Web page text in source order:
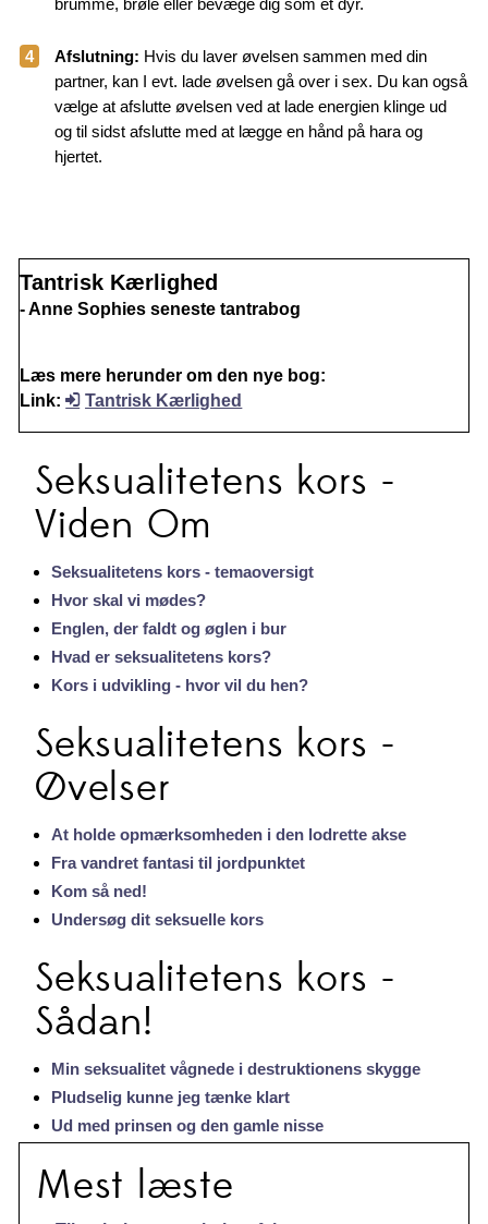
brumme, brøle eller bevæge dig som et dyr.
4 Afslutning: Hvis du laver øvelsen sammen med din
partner, kan I evt. lade øvelsen gå over i sex. Du kan også
vælge at afslutte øvelsen ved at lade energien klinge ud
og til sidst afslutte med at lægge en hånd på hara og
hjertet.
Tantrisk Kærlighed
- Anne Sophies seneste tantrabog
Læs mere herunder om den nye bog:
Link:
Tantrisk Kærlighed
Seksualitetens kors -
Viden Om
Seksualitetens kors - temaoversigt
Hvor skal vi mødes?
Englen, der faldt og øglen i bur
Hvad er seksualitetens kors?
Kors i udvikling - hvor vil du hen?
Seksualitetens kors -
Øvelser
At holde opmærksomheden i den lodrette akse
Fra vandret fantasi til jordpunktet
Kom så ned!
Undersøg dit seksuelle kors
Seksualitetens kors -
Sådan!
Min seksualitet vågnede i destruktionens skygge
Pludselig kunne jeg tænke klart
Ud med prinsen og den gamle nisse
Mest læste